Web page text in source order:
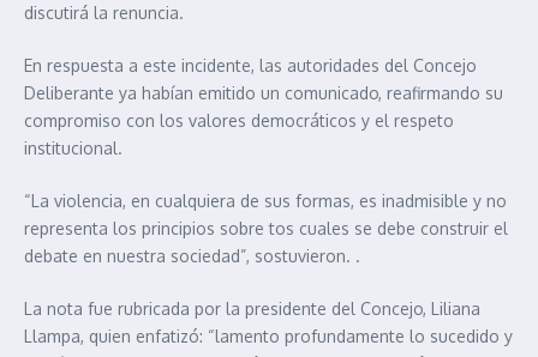
discutirá la renuncia.
En respuesta a este incidente, las autoridades del Concejo
Deliberante ya habían emitido un comunicado, reafirmando su
compromiso con los valores democráticos y el respeto
institucional.
“La violencia, en cualquiera de sus formas, es inadmisible y no
representa los principios sobre tos cuales se debe construir el
debate en nuestra sociedad”, sostuvieron. .
La nota fue rubricada por la presidente del Concejo, Liliana
Llampa, quien enfatizó: “lamento profundamente lo sucedido y